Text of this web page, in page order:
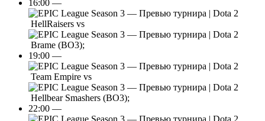
16:00 —
HellRaisers vs
Brame (BO3);
19:00 —
Team Empire vs
Hellbear Smashers (BO3);
22:00 —